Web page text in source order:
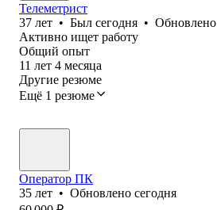
Телеметрист
37 лет • Был сегодня • Обновлено
Активно ищет работу
Общий опыт
11 лет 4 месяца
Другие резюме
Ещё 1 резюме
Оператор ПК
35 лет • Обновлено сегодня